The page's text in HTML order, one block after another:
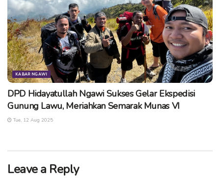
KABAR NGAWI
DPD Hidayatullah Ngawi Sukses Gelar Ekspedisi
Gunung Lawu, Meriahkan Semarak Munas VI
Tue, 12 Aug 2025
Leave a Reply